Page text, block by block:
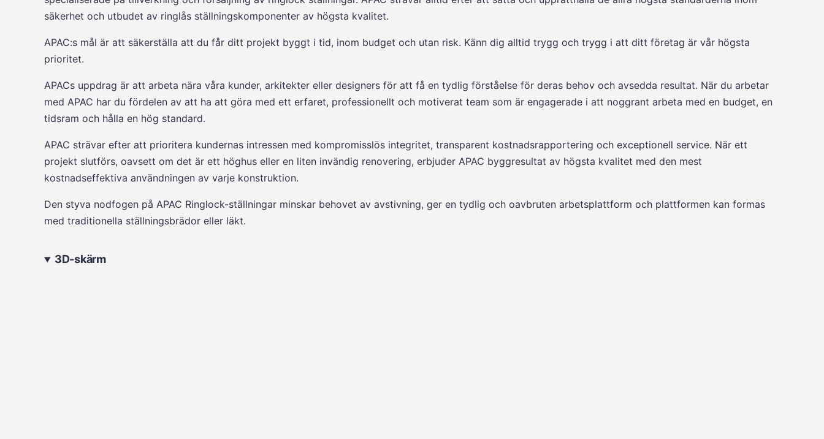
säkerhet och utbudet av ringlås ställningskomponenter av högsta kvalitet.
APAC:s mål är att säkerställa att du får ditt projekt byggt i tid, inom budget och utan risk. Känn dig alltid trygg och trygg i att ditt företag är vår högsta
prioritet.
APACs uppdrag är att arbeta nära våra kunder, arkitekter eller designers för att få en tydlig förståelse för deras behov och avsedda resultat. När du arbetar
med APAC har du fördelen av att ha att göra med ett erfaret, professionellt och motiverat team som är engagerade i att noggrant arbeta med en budget, en
tidsram och hålla en hög standard.
APAC strävar efter att prioritera kundernas intressen med kompromisslös integritet, transparent kostnadsrapportering och exceptionell service. När ett
projekt slutförs, oavsett om det är ett höghus eller en liten invändig renovering, erbjuder APAC byggresultat av högsta kvalitet med den mest
kostnadseffektiva användningen av varje konstruktion.
Den styva nodfogen på APAC Ringlock-ställningar minskar behovet av avstivning, ger en tydlig och oavbruten arbetsplattform och plattformen kan formas
med traditionella ställningsbrädor eller läkt.
3D-skärm